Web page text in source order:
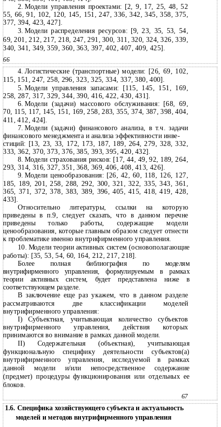
2. Модели управления проектами: [2, 9, 17, 25, 48, 52
55, 66, 91, 102, 120, 145, 151, 247, 336, 342, 345, 358, 375,
377, 394, 423, 427].
3. Модели распределения ресурсов: [9, 23, 35, 53, 54,
69, 201, 212, 217, 218, 247, 291, 300, 311, 320, 324, 326, 339,
340, 341, 349, 359, 360, 363, 397, 402, 407, 409, 425].
66
4. Логистические (транспортные) модели: [26, 69, 102,
115, 151, 247, 258, 296, 323, 325, 334, 337, 380, 400].
5. Модели управления запасами: [115, 145, 151, 169,
258, 287, 317, 329, 344, 390, 416, 422, 430, 431].
6. Модели (задачи) массового обслуживания: [68, 69,
70, 115, 117, 145, 151, 169, 258, 283, 355, 374, 387, 398, 404,
411, 412, 424].
7. Модели (задачи) финансового анализа, в т.ч. задачи
финансового менеджмента и анализа эффективности инве-
стиций: [13, 23, 33, 172, 173, 187, 189, 264, 279, 328, 332,
333, 362, 370, 373, 376, 385, 393, 395, 420, 432].
8. Модели страхования рисков: [17, 44, 49, 92, 189, 264,
293, 314, 316, 327, 351, 368, 369, 406, 408, 413, 426].
9. Модели ценообразования: [26, 42, 60, 118, 126, 127,
185, 189, 201, 258, 288, 292, 300, 321, 322, 335, 343, 361,
365, 371, 372, 378, 383, 389, 396, 405, 415, 418, 419, 428,
433].
Относительно литературы, ссылки на которую
приведены в п.9, следует сказать, что в данном перечне
приведены только работы, содержащие модели
ценообразования, которые главным образом следует отнести
к проблематике именно внутрифирменного управления.
10. Модели теории активных систем (основополагающие
работы): [35, 53, 54, 60, 164, 212, 217, 218].
Более полная библиография по моделям
внутрифирменного управления, формулируемым в рамках
теории активных систем, будет представлена ниже в
соответствующем разделе.
В заключение еще раз укажем, что в данном разделе
рассматриваются две классификации моделей
внутрифирменного управления:
I) Субъектная, учитывающая количество субъектов
внутрифирменного управления, действия которых
принимаются во внимание в рамках данной модели.
II) Содержательная (объектная), учитывающая
функциональную специфику деятельности субъектов(а)
внутрифирменного управления, исследуемой в рамках
данной модели и/или непосредственное содержание
(предмет) процедуры функционирования или отдельных ее
блоков.
67
1.6. Специфика хозяйствующего субъекта и актуальность
моделей и методов внутрифирменного управления